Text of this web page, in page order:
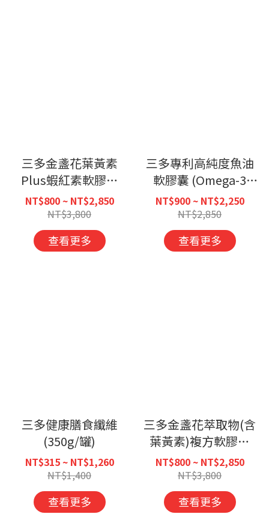
三多金盞花葉黃素
Plus蝦紅素軟膠囊
(50粒/盒)
NT$800 ~ NT$2,850
NT$3,800
查看更多
三多專利高純度魚油
軟膠囊 (Omega-3
85%) 60粒/盒
NT$900 ~ NT$2,250
NT$2,850
查看更多
三多健康膳食纖維
(350g/罐)
NT$315 ~ NT$1,260
NT$1,400
查看更多
三多金盞花萃取物(含
葉黃素)複方軟膠囊
(100粒/盒)
NT$800 ~ NT$2,850
NT$3,800
查看更多